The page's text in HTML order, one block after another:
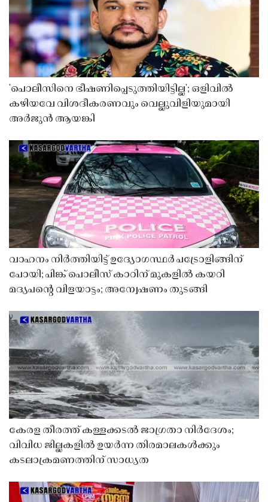
'പൊലീസിനെ ഭീഷണിപ്പെടുത്തിയിട്ടില്ല'; ഒളിവിൽ
കഴിയവേ വിശദീകരണവും വെല്ലുവിളിയുമായി
അർജുൻ ആയങ്കി
വാഹനം നിർത്തിയിട്ട് ഉദ്യോഗസ്ഥർ പട്രോളിങ്ങിന്
പോയി; പിങ്ക് പൊലീസ് കാറിന് മുകളിൽ കയറി
മദ്യപൻ്റെ വിളയാട്ടം; അന്വേഷണം തുടങ്ങി
കേരള തീരത്ത് കള്ളക്കടൽ ജാഗ്രതാ നിർദേശം;
വിവിധ ജില്ലകളിൽ ഉയർന്ന തിരമാലകൾക്കും
കടലാക്രമണത്തിന് സാധ്യത